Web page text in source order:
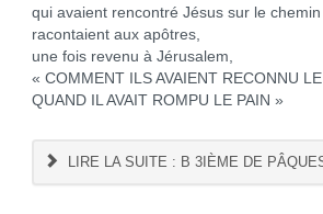
qui avaient rencontré Jésus sur le chemin
racontaient aux apôtres,
une fois revenu à Jérusalem,
« COMMENT ILS AVAIENT RECONNU
QUAND IL AVAIT ROMPU LE PAIN »
LIRE LA SUITE : B 3IÈME DE